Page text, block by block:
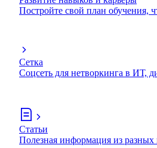
Постройте свой план обучения,
Сетка
Соцсеть для нетворкинга в ИТ,
Статьи
Полезная информация из